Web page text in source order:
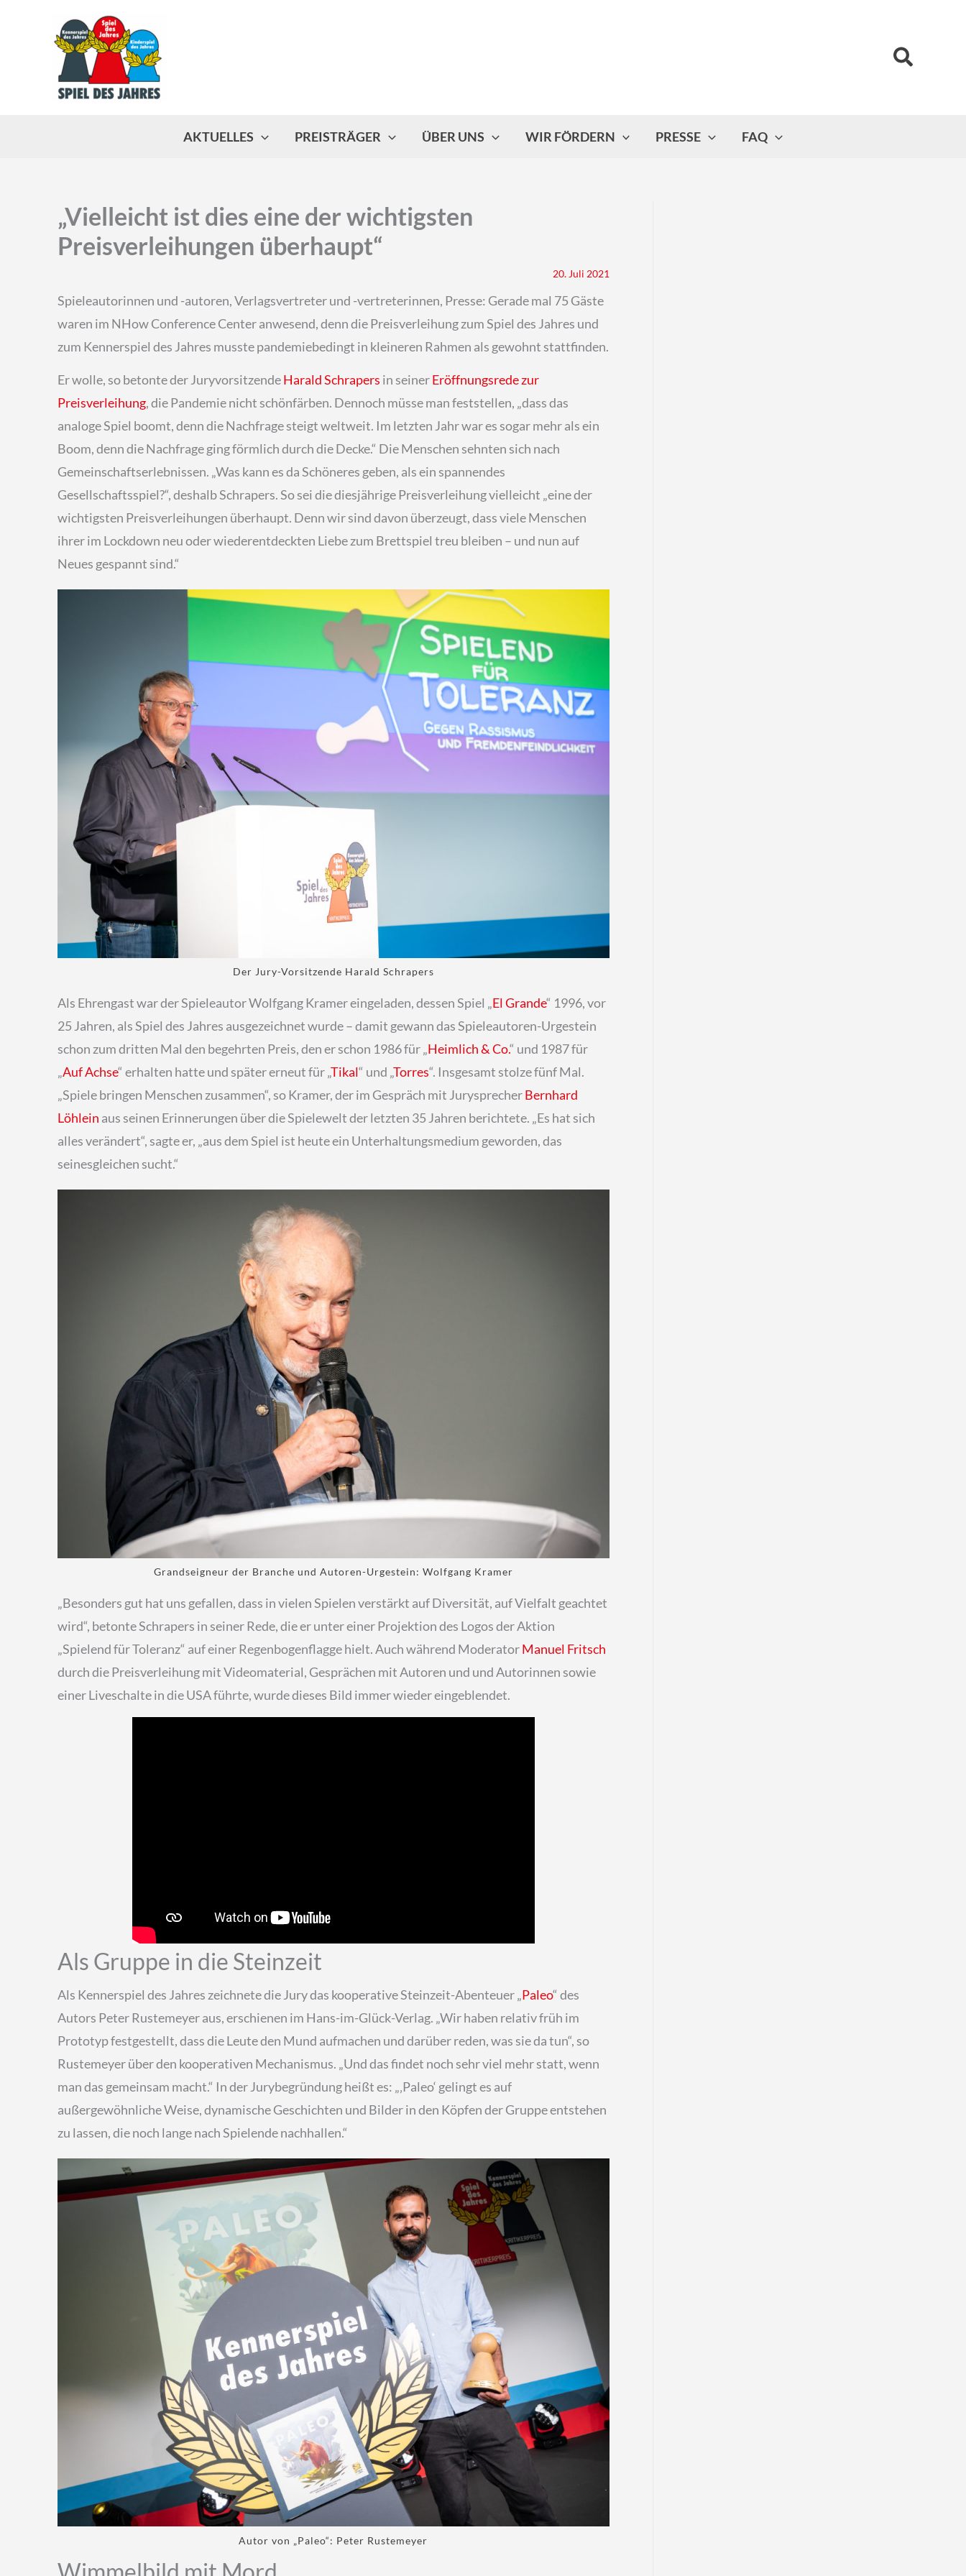
Suchen
AKTUELLES PREISTRÄGER ÜBER UNS WIR FÖRDERN PRESSE FAQ
„Vielleicht ist dies eine der wichtigsten
Preisverleihungen überhaupt“
20. Juli 2021
Spieleautorinnen und -autoren, Verlagsvertreter und -vertreterinnen, Presse: Gerade mal 75 Gäste
waren im NHow Conference Center anwesend, denn die Preisverleihung zum Spiel des Jahres und
zum Kennerspiel des Jahres musste pandemiebedingt in kleineren Rahmen als gewohnt stattfinden.
Er wolle, so betonte der JuryvorsitzendeHarald Schrapers in seinerEröffnungsrede zur
Preisverleihung, die Pandemie nicht schönfärben. Dennoch müsse man feststellen, „dass das
analoge Spiel boomt, denn die Nachfrage steigt weltweit. Im letzten Jahr war es sogar mehr als ein
Boom, denn die Nachfrage ging förmlich durch die Decke.“ Die Menschen sehnten sich nach
Gemeinschaftserlebnissen. „Was kann es da Schöneres geben, als ein spannendes
Gesellschaftsspiel?“, deshalb Schrapers. So sei die diesjährige Preisverleihung vielleicht „eine der
wichtigsten Preisverleihungen überhaupt. Denn wir sind davon überzeugt, dass viele Menschen
ihrer im Lockdown neu oder wiederentdeckten Liebe zum Brettspiel treu bleiben – und nun auf
Neues gespannt sind.“
Der Jury-Vorsitzende Harald Schrapers
Als Ehrengast war der Spieleautor Wolfgang Kramer eingeladen, dessen Spiel „El Grande“ 1996, vor
25 Jahren, als Spiel des Jahres ausgezeichnet wurde – damit gewann das Spieleautoren-Urgestein
schon zum dritten Mal den begehrten Preis, den er schon 1986 für „Heimlich & Co.“ und 1987 für
„Auf Achse“ erhalten hatte und später erneut für „Tikal“ und „Torres“. Insgesamt stolze fünf Mal.
„Spiele bringen Menschen zusammen“, so Kramer, der im Gespräch mit JurysprecherBernhard
Löhlein aus seinen Erinnerungen über die Spielewelt der letzten 35 Jahren berichtete. „Es hat sich
alles verändert“, sagte er, „aus dem Spiel ist heute ein Unterhaltungsmedium geworden, das
seinesgleichen sucht.“
Grandseigneur der Branche und Autoren-Urgestein: Wolfgang Kramer
„Besonders gut hat uns gefallen, dass in vielen Spielen verstärkt auf Diversität, auf Vielfalt geachtet
wird“, betonte Schrapers in seiner Rede, die er unter einer Projektion des Logos der Aktion
„Spielend für Toleranz“ auf einer Regenbogenflagge hielt. Auch während ModeratorManuel Fritsch
durch die Preisverleihung mit Videomaterial, Gesprächen mit Autoren und und Autorinnen sowie
einer Liveschalte in die USA führte, wurde dieses Bild immer wieder eingeblendet.
Als Gruppe in die Steinzeit
Als Kennerspiel des Jahres zeichnete die Jury das kooperative Steinzeit-Abenteuer „Paleo“ des
Autors Peter Rustemeyer aus, erschienen im Hans-im-Glück-Verlag. „Wir haben relativ früh im
Prototyp festgestellt, dass die Leute den Mund aufmachen und darüber reden, was sie da tun“, so
Rustemeyer über den kooperativen Mechanismus. „Und das findet noch sehr viel mehr statt, wenn
man das gemeinsam macht.“ In der Jurybegründung heißt es: „‚Paleo‘ gelingt es auf
außergewöhnliche Weise, dynamische Geschichten und Bilder in den Köpfen der Gruppe entstehen
zu lassen, die noch lange nach Spielende nachhallen.“
Autor von „Paleo“: Peter Rustemeyer